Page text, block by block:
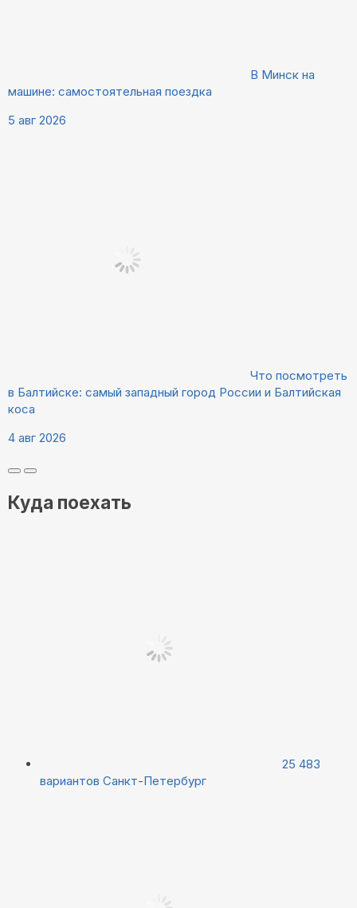
В Минск на
машине: самостоятельная поездка
5 авг 2026
Что посмотреть
в Балтийске: самый западный город России и Балтийская
коса
4 авг 2026
Куда поехать
25 483
вариантов Санкт-Петербург